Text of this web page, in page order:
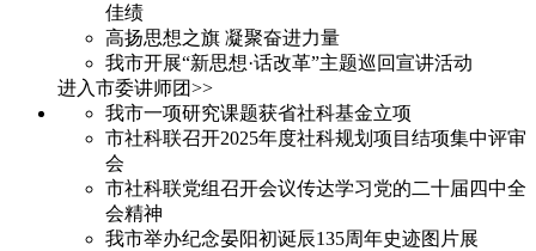
佳绩
高扬思想之旗 凝聚奋进力量
我市开展“新思想·话改革”主题巡回宣讲活动
进入市委讲师团>>
我市一项研究课题获省社科基金立项
市社科联召开2025年度社科规划项目结项集中评审
会
市社科联党组召开会议传达学习党的二十届四中全
会精神
我市举办纪念晏阳初诞辰135周年史迹图片展